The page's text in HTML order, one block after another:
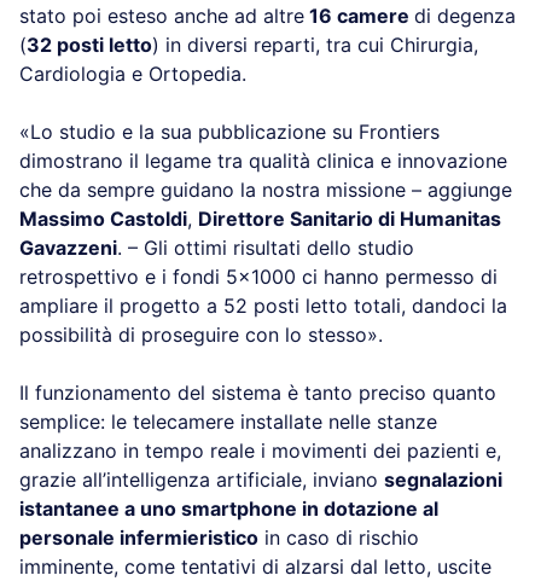
stato poi esteso anche ad altre 16 camere di degenza
(32 posti letto) in diversi reparti, tra cui Chirurgia,
Cardiologia e Ortopedia.
«Lo studio e la sua pubblicazione su Frontiers
dimostrano il legame tra qualità clinica e innovazione
che da sempre guidano la nostra missione – aggiunge
Massimo Castoldi, Direttore Sanitario di Humanitas
Gavazzeni. – Gli ottimi risultati dello studio
retrospettivo e i fondi 5×1000 ci hanno permesso di
ampliare il progetto a 52 posti letto totali, dandoci la
possibilità di proseguire con lo stesso».
Il funzionamento del sistema è tanto preciso quanto
semplice: le telecamere installate nelle stanze
analizzano in tempo reale i movimenti dei pazienti e,
grazie all’intelligenza artificiale, inviano segnalazioni
istantanee a uno smartphone in dotazione al
personale infermieristico in caso di rischio
imminente, come tentativi di alzarsi dal letto, uscite